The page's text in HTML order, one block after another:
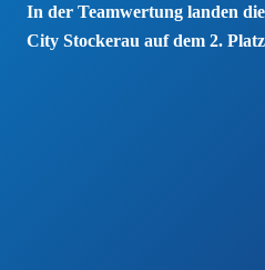
In der Teamwertung landen
City Stockerau auf dem 2.